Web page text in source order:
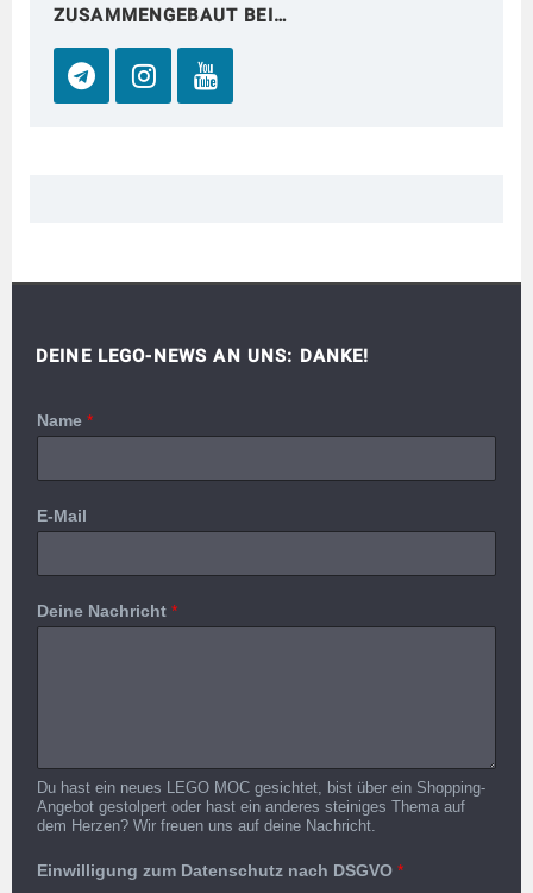
ZUSAMMENGEBAUT BEI…
DEINE LEGO-NEWS AN UNS: DANKE!
Name *
E-Mail
Deine Nachricht *
Du hast ein neues LEGO MOC gesichtet, bist über ein Shopping-
Angebot gestolpert oder hast ein anderes steiniges Thema auf
dem Herzen? Wir freuen uns auf deine Nachricht.
Einwilligung zum Datenschutz nach DSGVO *